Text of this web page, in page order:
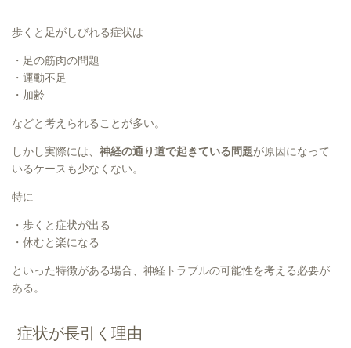
歩くと足がしびれる症状は
・足の筋肉の問題
・運動不足
・加齢
などと考えられることが多い。
しかし実際には、 神経の通り道で起きている問題が原因になって
いるケースも少なくない。
特に
・歩くと症状が出る
・休むと楽になる
といった特徴がある場合、神経トラブルの可能性を考える必要が
ある。
症状が長引く理由